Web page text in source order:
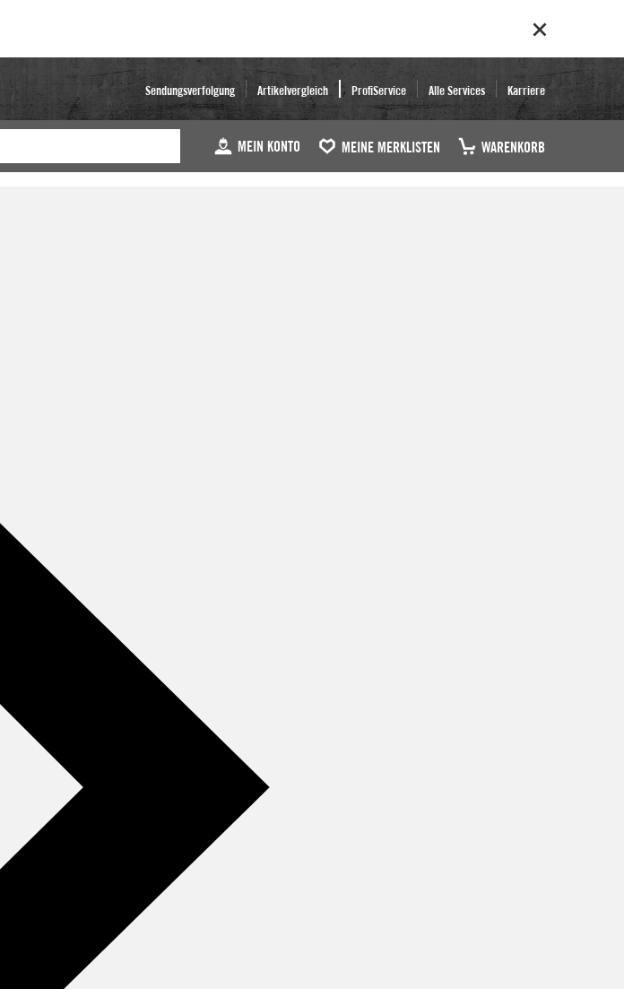
Sendungsverfolgung Artikelvergleich ProfiService Alle Services Karriere
MEIN KONTO MEINE MERKLISTEN WARENKORB